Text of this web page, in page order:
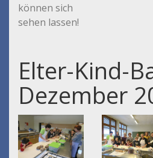
können sich
sehen lassen!
Elter-Kind-
Dezember